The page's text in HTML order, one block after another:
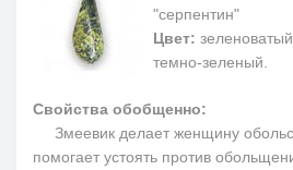
"серпентин"
Цвет:
темно-зеленый.
Свойства обобщенно:
Змеевик делает женщину
помогает устоять против